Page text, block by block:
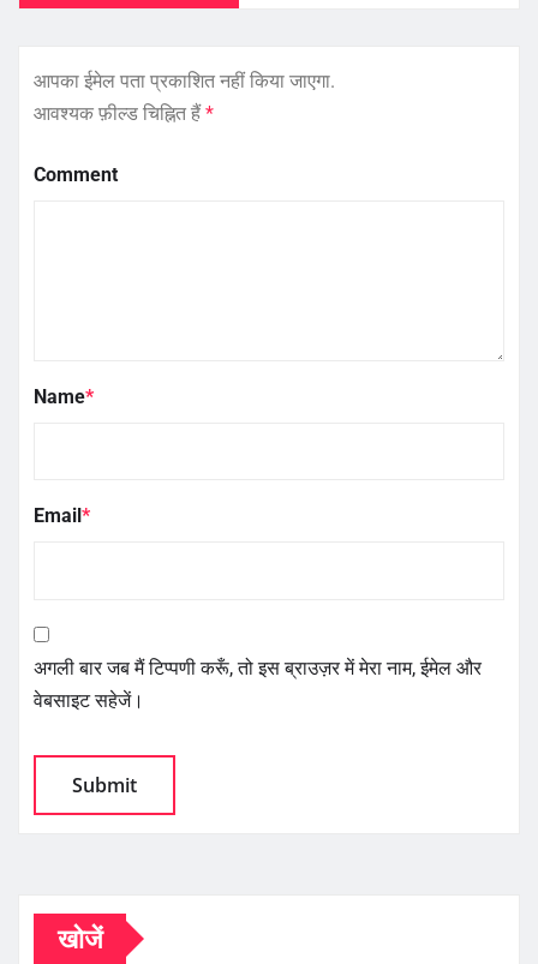
आपका ईमेल पता प्रकाशित नहीं किया जाएगा.
आवश्यक फ़ील्ड चिह्नित हैं*
Comment
Name*
Email *
अगली बार जब मैं टिप्पणी करूँ, तो इस ब्राउज़र में मेरा नाम, ईमेल और
वेबसाइट सहेजें।
खोजें